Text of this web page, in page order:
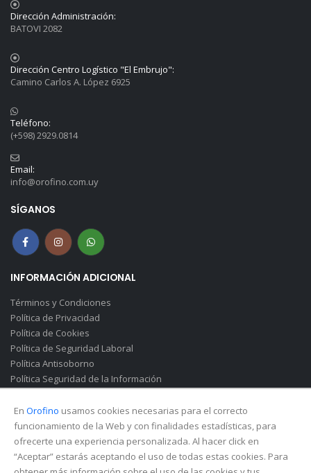
Dirección Administración:
BATOVI 2082
Dirección Centro Logístico "El Embrujo":
Camino Carlos A. López 6925
Teléfono:
(+598) 2929.0814
Email:
info@orofino.com.uy
SÍGANOS
INFORMACIÓN ADICIONAL
Términos y Condiciones
Política de Privacidad
Política de Cookies
Política de Seguridad Laboral
Política Antisoborno
Política Seguridad de la Información
En Orofino usamos cookies necesarias para el correcto
funcionamiento de la Web y con finalidades estadísticas, para
ofrecerte una experiencia personalizada. Al hacer click en
“Aceptar” estarás aceptando el uso de todas estas cookies. Para